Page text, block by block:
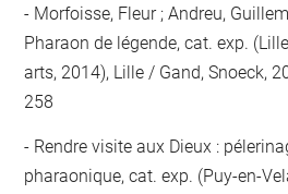
Morfoisse, Fleur ; Andreu,
Pharaon de légende, cat. exp.
arts, 2014), Lille / Gand, Snoeck,
258
Rendre visite aux Dieux :
pharaonique, cat. exp. (Puy-en-